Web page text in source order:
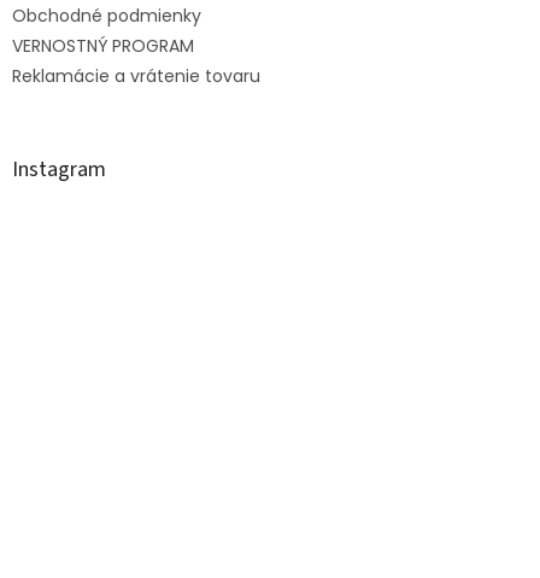
Obchodné podmienky
VERNOSTNÝ PROGRAM
Reklamácie a vrátenie tovaru
Instagram